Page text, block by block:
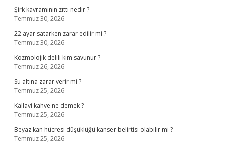
Şirk kavramının zıttı nedir ?
Temmuz 30, 2026
22 ayar satarken zarar edilir mi ?
Temmuz 30, 2026
Kozmolojik delili kim savunur ?
Temmuz 26, 2026
Su altına zarar verir mi ?
Temmuz 25, 2026
Kallavi kahve ne demek ?
Temmuz 25, 2026
Beyaz kan hücresi düşüklüğü kanser belirtisi olabilir mi ?
Temmuz 25, 2026